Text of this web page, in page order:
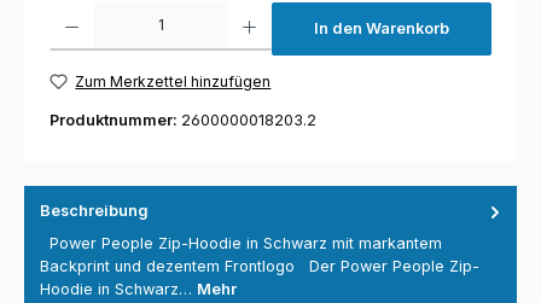
Produkt Anzahl: Gib den gewünschten Wert ein oder benutze die
In den Warenkorb
Zum Merkzettel hinzufügen
Produktnummer: 2600000018203.2
Beschreibung
Power People Zip-Hoodie in Schwarz mit markantem
Backprint und dezentem Frontlogo Der Power People Zip-
Hoodie in Schwarz… Mehr